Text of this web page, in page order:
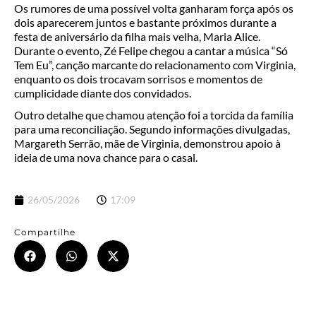
Os rumores de uma possível volta ganharam força após os
dois aparecerem juntos e bastante próximos durante a
festa de aniversário da filha mais velha, Maria Alice.
Durante o evento, Zé Felipe chegou a cantar a música “Só
Tem Eu”, canção marcante do relacionamento com Virginia,
enquanto os dois trocavam sorrisos e momentos de
cumplicidade diante dos convidados.
Outro detalhe que chamou atenção foi a torcida da família
para uma reconciliação. Segundo informações divulgadas,
Margareth Serrão, mãe de Virginia, demonstrou apoio à
ideia de uma nova chance para o casal.
26/05/2026 17:09
Compartilhe